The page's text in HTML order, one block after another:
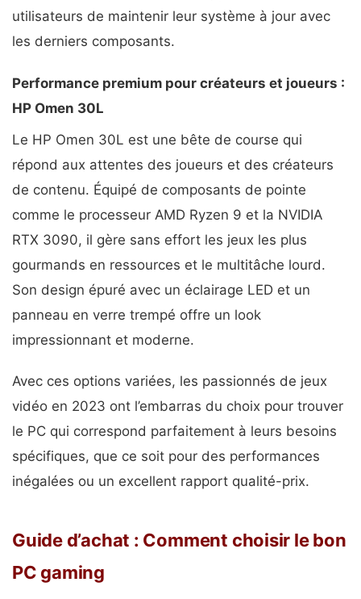
utilisateurs de maintenir leur système à jour avec
les derniers composants.
Performance premium pour créateurs et joueurs :
HP Omen 30L
Le HP Omen 30L est une bête de course qui
répond aux attentes des joueurs et des créateurs
de contenu. Équipé de composants de pointe
comme le processeur AMD Ryzen 9 et la NVIDIA
RTX 3090, il gère sans effort les jeux les plus
gourmands en ressources et le multitâche lourd.
Son design épuré avec un éclairage LED et un
panneau en verre trempé offre un look
impressionnant et moderne.
Avec ces options variées, les passionnés de jeux
vidéo en 2023 ont l’embarras du choix pour trouver
le PC qui correspond parfaitement à leurs besoins
spécifiques, que ce soit pour des performances
inégalées ou un excellent rapport qualité-prix.
Guide d’achat : Comment choisir le bon
PC gaming